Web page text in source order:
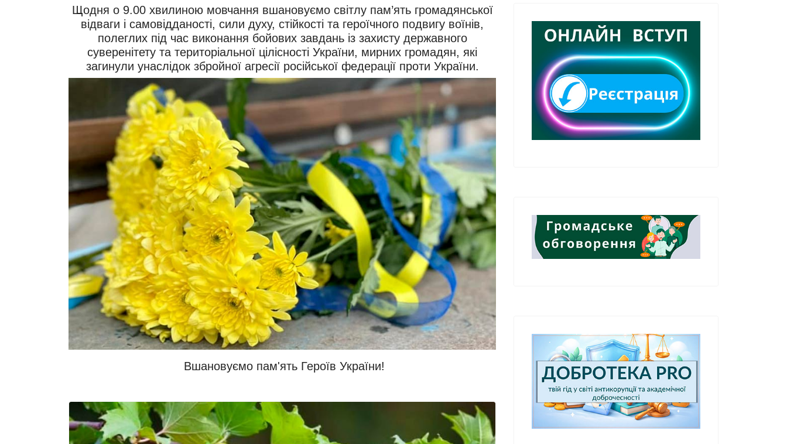
Щодня о 9.00 хвилиною мовчання вшановуємо світлу пам’ять громадянської
відваги і самовідданості, сили духу, стійкості та героїчного подвигу воїнів,
полеглих під час виконання бойових завдань із захисту державного
суверенітету та територіальної цілісності України, мирних громадян, які
загинули унаслідок збройної агресії російської федерації проти України.
Вшановуємо пам'ять Героїв України!